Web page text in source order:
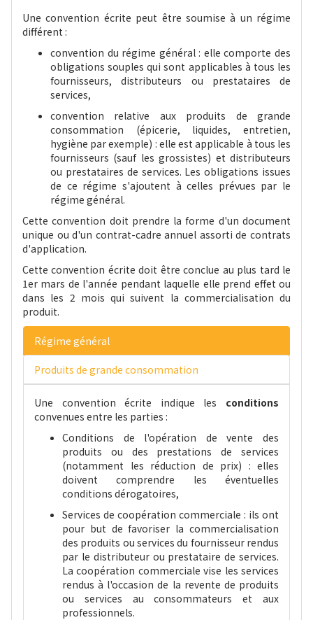
Une convention écrite peut être soumise à un régime
différent :
convention du régime général : elle comporte des
obligations souples qui sont applicables à tous les
fournisseurs, distributeurs ou prestataires de
services,
convention relative aux produits de grande
consommation (épicerie, liquides, entretien,
hygiène par exemple) : elle est applicable à tous les
fournisseurs (sauf les grossistes) et distributeurs
ou prestataires de services. Les obligations issues
de ce régime s'ajoutent à celles prévues par le
régime général.
Cette convention doit prendre la forme d'un document
unique ou d'un contrat-cadre annuel assorti de contrats
d'application.
Cette convention écrite doit être conclue au plus tard le
1er mars de l'année pendant laquelle elle prend effet ou
dans les 2 mois qui suivent la commercialisation du
produit.
Régime général
Produits de grande consommation
Une convention écrite indique les conditions
convenues entre les parties :
Conditions de l'opération de vente des
produits ou des prestations de services
(notamment les réduction de prix) : elles
doivent comprendre les éventuelles
conditions dérogatoires,
Services de coopération commerciale : ils ont
pour but de favoriser la commercialisation
des produits ou services du fournisseur rendus
par le distributeur ou prestataire de services.
La coopération commerciale vise les services
rendus à l'occasion de la revente de produits
ou services au consommateurs et aux
professionnels.